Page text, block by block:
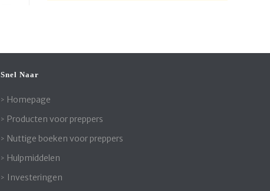
Snel Naar
Homepage
Producten voor preppers
Nuttige boeken voor preppers
Hulpmiddelen
Investeringen